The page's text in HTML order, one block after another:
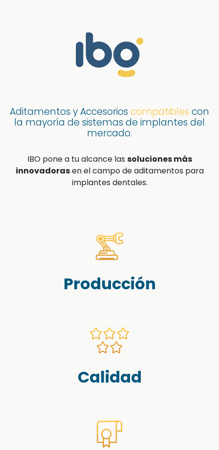
Aditamentos y Accesorios compatibles con
la mayoría de sistemas de implantes del
mercado.
IBO pone a tu alcance las soluciones más
innovadorasen el campo de aditamentos para
implantes dentales.
Producción
Calidad